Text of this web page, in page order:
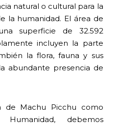
natural o cultural para la
la humanidad. El área de
superficie de 32.592
incluyen la parte
la flora, fauna y sus
abundante presencia de
de Machu Picchu como
debemos